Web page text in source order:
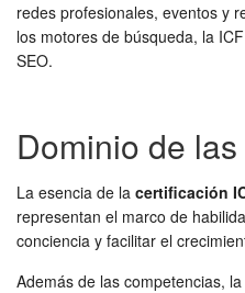
redes profesionales, eventos y
los motores de búsqueda, la
SEO.
Dominio de
La esencia de la certificación
representan el marco de
conciencia y facilitar el
Además de las competencias,